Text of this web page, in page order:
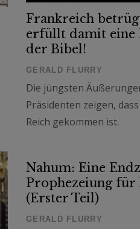
Frankreich
erfüllt damit eine
der Bibel!
GERALD FLURRY
Die jüngsten
Präsidenten zeigen,
Reich gekommen ist.
Nahum: Eine
Prophezeiung für
(Erster Teil)
GERALD FLURRY